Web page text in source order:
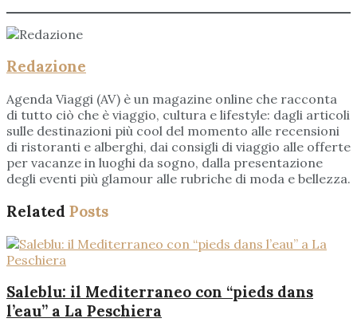
Redazione
Agenda Viaggi (AV) è un magazine online che racconta
di tutto ciò che è viaggio, cultura e lifestyle: dagli articoli
sulle destinazioni più cool del momento alle recensioni
di ristoranti e alberghi, dai consigli di viaggio alle offerte
per vacanze in luoghi da sogno, dalla presentazione
degli eventi più glamour alle rubriche di moda e bellezza.
Related Posts
Saleblu: il Mediterraneo con “pieds dans
l’eau” a La Peschiera